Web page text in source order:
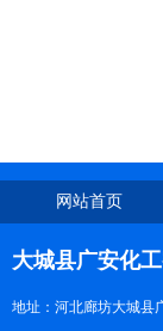
网站首页
大城县广安化
地址：河北廊坊大城县